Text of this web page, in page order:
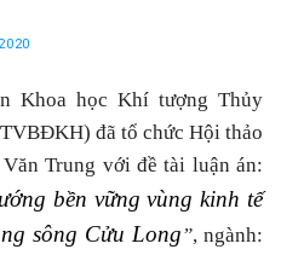
Khoa học Khí tượng Thủy
đã tổ chức Hội thảo
Trung với đề tài luậnán:
bền vững vùng kinh tế
sông Cửu Long”, ngành: